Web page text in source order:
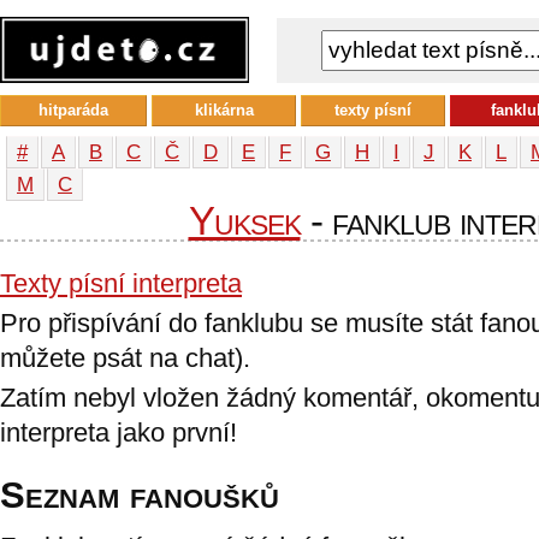
# A B C Č D E F G H I J K L
М
С
Yuksek- fanklub
Texty písní interpreta
Pro přispívání do fanklubu se musíte stát
můžete psát na chat).
Zatím nebyl vložen žádný komentář,
interpreta jako první!
Seznam fanoušků
hitparáda klikárna texty písní